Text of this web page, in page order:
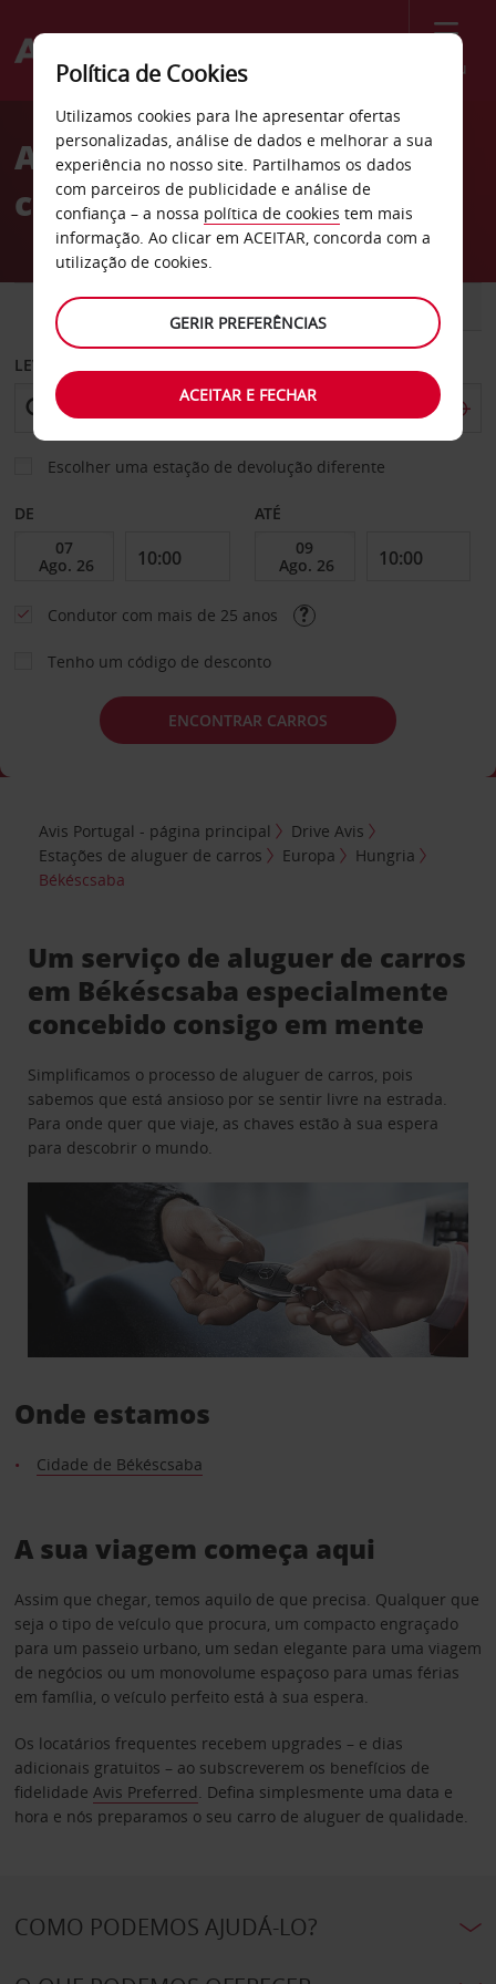
Menu
Welcome
AvisAluguer de
carros Békéscsaba
CARRO COMERCIAIS
LEVANTAR EM
Escolher uma estação de devolução diferente
DE ATÉ
Condutor com mais de 25 anos
Tenho um código de desconto
ENCONTRAR CARROS
Avis Portugal - página principal
Drive Avis
Estações de aluguer de carros
Europa
Hungria
Békéscsaba
Um serviço de aluguer de carros
em Békéscsaba especialmente
concebido consigo em mente
Simplificamos o processo de aluguer de carros, pois
sabemos que está ansioso por se sentir livre na estrada.
Para onde quer que viaje, as chaves estão à sua espera
para descobrir o mundo.
Onde estamos
Cidade de Békéscsaba
A sua viagem começa aqui
Assim que chegar, temos aquilo de que precisa. Qualquer que
seja o tipo de veículo que procura, um compacto engraçado
para um passeio urbano, um sedan elegante para uma viagem
de negócios ou um monovolume espaçoso para umas férias
em família, o veículo perfeito está à sua espera.
Os locatários frequentes recebem upgrades – e dias
adicionais gratuitos – ao subscreverem os benefícios de
fidelidade Avis Preferred. Defina simplesmente uma data e
hora e nós preparamos o seu carro de aluguer de qualidade.
COMO PODEMOS AJUDÁ-LO?
Política de Cookies
Utilizamos cookies para lhe apresentar ofertas
personalizadas, análise de dados e melhorar a sua
experiência no nosso site. Partilhamos os dados
com parceiros de publicidade e análise de
confiança – a nossa política de cookies tem mais
informação. Ao clicar em ACEITAR, concorda com a
utilização de cookies.
GERIR PREFERÊNCIAS
ACEITAR E FECHAR